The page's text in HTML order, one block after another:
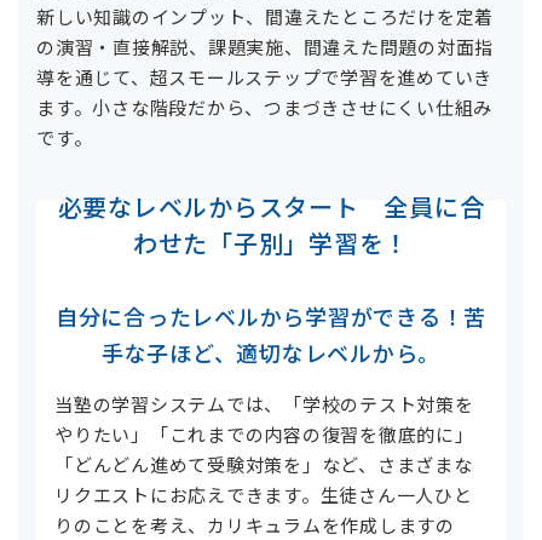
新しい知識のインプット、間違えたところだけを定着
の演習・直接解説、課題実施、間違えた問題の対面指
導を通じて、超スモールステップで学習を進めていき
ます。小さな階段だから、つまづきさせにくい仕組み
です。
必要なレベルからスタート 全員に合
わせた「子別」学習を！
自分に合ったレベルから学習ができる！苦
手な子ほど、適切なレベルから。
当塾の学習システムでは、「学校のテスト対策を
やりたい」「これまでの内容の復習を徹底的に」
「どんどん進めて受験対策を」など、さまざまな
リクエストにお応えできます。生徒さん一人ひと
りのことを考え、カリキュラムを作成しますの